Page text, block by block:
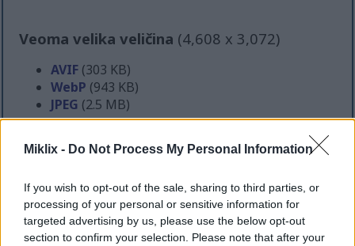
Miklix - Do Not Process My Personal Information
If you wish to opt-out of the sale, sharing to third parties, or
processing of your personal or sensitive information for
targeted advertising by us, please use the below opt-out
section to confirm your selection. Please note that after your
Veoma velika veličina (4,608 x 3,072)
AVIF (303 KB)
WebP (943 KB)
JPEG (2.5 MB)
Ekstra velika veličina(6,144 x 4,096)
AVIF (426 KB)
WebP(1.4 MB)
JPEG(4.1 MB)